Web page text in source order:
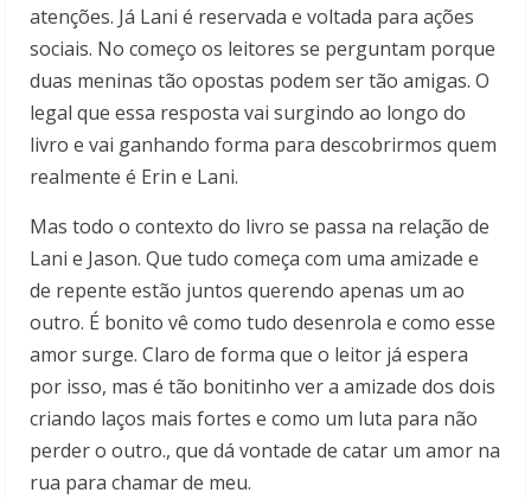
atenções. Já Lani é reservada e voltada para ações
sociais. No começo os leitores se perguntam porque
duas meninas tão opostas podem ser tão amigas. O
legal que essa resposta vai surgindo ao longo do
livro e vai ganhando forma para descobrirmos quem
realmente é Erin e Lani.
Mas todo o contexto do livro se passa na relação de
Lani e Jason. Que tudo começa com uma amizade e
de repente estão juntos querendo apenas um ao
outro. É bonito vê como tudo desenrola e como esse
amor surge. Claro de forma que o leitor já espera
por isso, mas é tão bonitinho ver a amizade dos dois
criando laços mais fortes e como um luta para não
perder o outro., que dá vontade de catar um amor na
rua para chamar de meu.